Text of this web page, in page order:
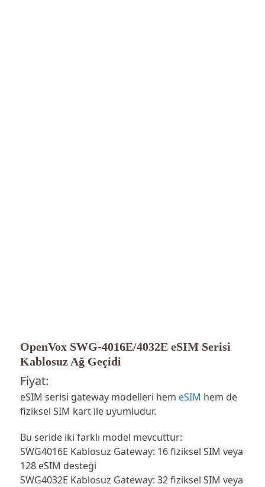
OpenVox SWG-4016E/4032E eSIM Serisi
Kablosuz Ağ Geçidi
Fiyat:
eSIM serisi gateway modelleri hem eSIM hem de
fiziksel SIM kart ile uyumludur.
Bu seride iki farklı model mevcuttur:
SWG4016E Kablosuz Gateway: 16 fiziksel SIM veya
128 eSIM desteği
SWG4032E Kablosuz Gateway: 32 fiziksel SIM veya